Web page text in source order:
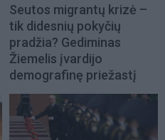
Seutos migrantų krizė –
tik didesnių pokyčių
pradžia? Gediminas
Žiemelis įvardijo
demografinę priežastį